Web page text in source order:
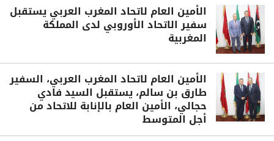
الأمين العام لاتحاد المغرب العربي يستقبل
سفير الاتحاد الأوروبي لدى المملكة
المغربية
الأمين العام لاتحاد المغرب العربي، السفير
طارق بن سالم، يستقبل السيد فادي
حجالي، الأمين العام بالإنابة للاتحاد من
أجل المتوسط